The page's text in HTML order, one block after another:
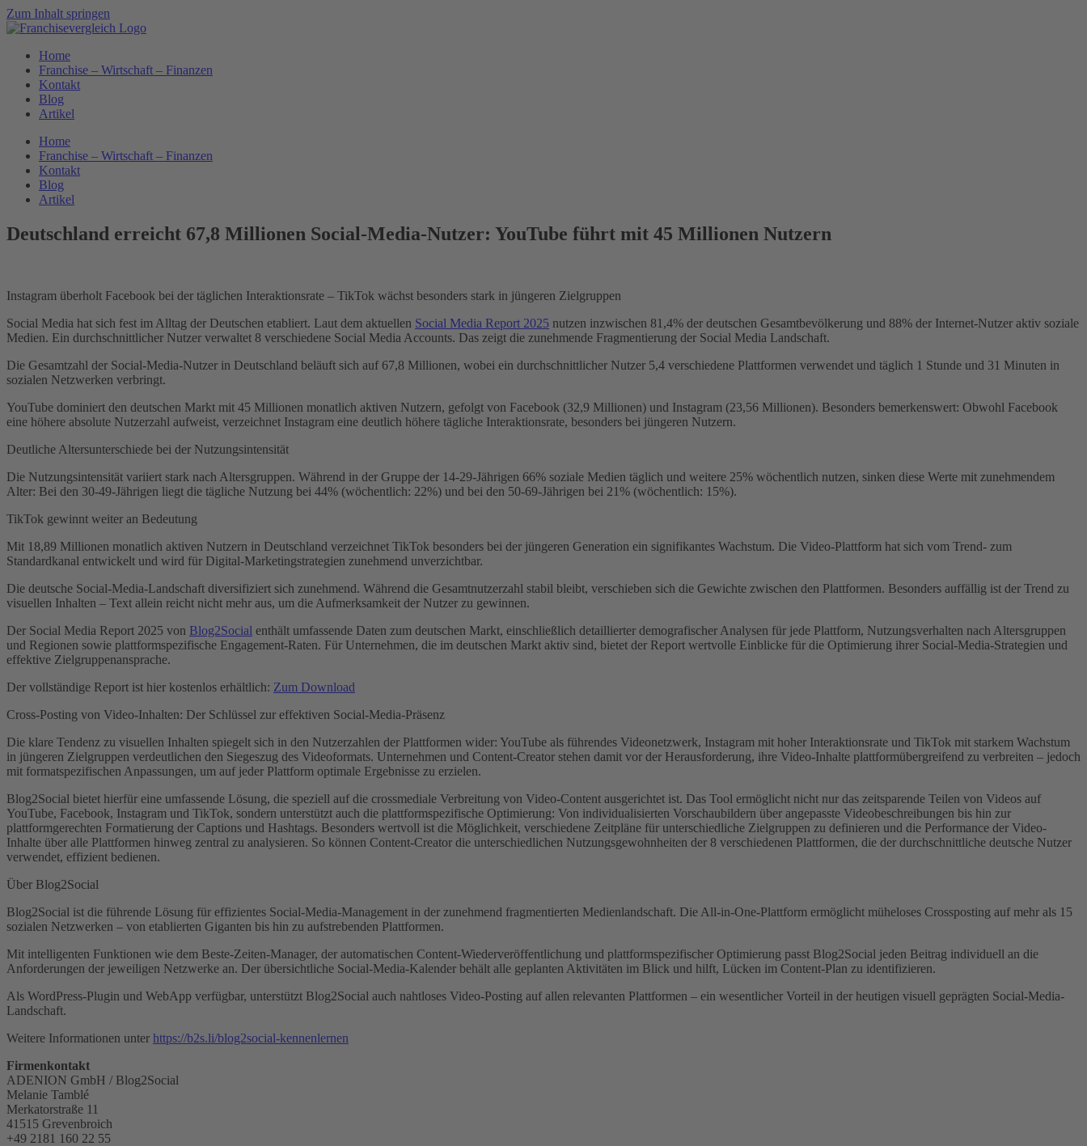
Zum Inhalt springen
Home
Franchise – Wirtschaft – Finanzen
Kontakt
Blog
Artikel
Home
Franchise – Wirtschaft – Finanzen
Kontakt
Blog
Artikel
Deutschland erreicht 67,8 Millionen Social-Media-Nutzer: YouTube führt mit 45 Millionen Nutzern
Instagram überholt Facebook bei der täglichen Interaktionsrate – TikTok wächst besonders stark in jüngeren Zielgruppen
Social Media hat sich fest im Alltag der Deutschen etabliert. Laut dem aktuellen Social Media Report 2025 nutzen inzwischen 81,4% der deutschen Gesamtbevölkerung und 88% der Internet-Nutzer aktiv soziale
Medien. Ein durchschnittlicher Nutzer verwaltet 8 verschiedene Social Media Accounts. Das zeigt die zunehmende Fragmentierung der Social Media Landschaft.
Die Gesamtzahl der Social-Media-Nutzer in Deutschland beläuft sich auf 67,8 Millionen, wobei ein durchschnittlicher Nutzer 5,4 verschiedene Plattformen verwendet und täglich 1 Stunde und 31 Minuten in
sozialen Netzwerken verbringt.
YouTube dominiert den deutschen Markt mit 45 Millionen monatlich aktiven Nutzern, gefolgt von Facebook (32,9 Millionen) und Instagram (23,56 Millionen). Besonders bemerkenswert: Obwohl Facebook
eine höhere absolute Nutzerzahl aufweist, verzeichnet Instagram eine deutlich höhere tägliche Interaktionsrate, besonders bei jüngeren Nutzern.
Deutliche Altersunterschiede bei der Nutzungsintensität
Die Nutzungsintensität variiert stark nach Altersgruppen. Während in der Gruppe der 14-29-Jährigen 66% soziale Medien täglich und weitere 25% wöchentlich nutzen, sinken diese Werte mit zunehmendem
Alter: Bei den 30-49-Jährigen liegt die tägliche Nutzung bei 44% (wöchentlich: 22%) und bei den 50-69-Jährigen bei 21% (wöchentlich: 15%).
TikTok gewinnt weiter an Bedeutung
Mit 18,89 Millionen monatlich aktiven Nutzern in Deutschland verzeichnet TikTok besonders bei der jüngeren Generation ein signifikantes Wachstum. Die Video-Plattform hat sich vom Trend- zum
Standardkanal entwickelt und wird für Digital-Marketingstrategien zunehmend unverzichtbar.
Die deutsche Social-Media-Landschaft diversifiziert sich zunehmend. Während die Gesamtnutzerzahl stabil bleibt, verschieben sich die Gewichte zwischen den Plattformen. Besonders auffällig ist der Trend zu
visuellen Inhalten – Text allein reicht nicht mehr aus, um die Aufmerksamkeit der Nutzer zu gewinnen.
Der Social Media Report 2025 von Blog2Social enthält umfassende Daten zum deutschen Markt, einschließlich detaillierter demografischer Analysen für jede Plattform, Nutzungsverhalten nach Altersgruppen
und Regionen sowie plattformspezifische Engagement-Raten. Für Unternehmen, die im deutschen Markt aktiv sind, bietet der Report wertvolle Einblicke für die Optimierung ihrer Social-Media-Strategien und
effektive Zielgruppenansprache.
Der vollständige Report ist hier kostenlos erhältlich: Zum Download
Cross-Posting von Video-Inhalten: Der Schlüssel zur effektiven Social-Media-Präsenz
Die klare Tendenz zu visuellen Inhalten spiegelt sich in den Nutzerzahlen der Plattformen wider: YouTube als führendes Videonetzwerk, Instagram mit hoher Interaktionsrate und TikTok mit starkem Wachstum
in jüngeren Zielgruppen verdeutlichen den Siegeszug des Videoformats. Unternehmen und Content-Creator stehen damit vor der Herausforderung, ihre Video-Inhalte plattformübergreifend zu verbreiten – jedoch
mit formatspezifischen Anpassungen, um auf jeder Plattform optimale Ergebnisse zu erzielen.
Blog2Social bietet hierfür eine umfassende Lösung, die speziell auf die crossmediale Verbreitung von Video-Content ausgerichtet ist. Das Tool ermöglicht nicht nur das zeitsparende Teilen von Videos auf
YouTube, Facebook, Instagram und TikTok, sondern unterstützt auch die plattformspezifische Optimierung: Von individualisierten Vorschaubildern über angepasste Videobeschreibungen bis hin zur
plattformgerechten Formatierung der Captions und Hashtags. Besonders wertvoll ist die Möglichkeit, verschiedene Zeitpläne für unterschiedliche Zielgruppen zu definieren und die Performance der Video-
Inhalte über alle Plattformen hinweg zentral zu analysieren. So können Content-Creator die unterschiedlichen Nutzungsgewohnheiten der 8 verschiedenen Plattformen, die der durchschnittliche deutsche Nutzer
verwendet, effizient bedienen.
Über Blog2Social
Blog2Social ist die führende Lösung für effizientes Social-Media-Management in der zunehmend fragmentierten Medienlandschaft. Die All-in-One-Plattform ermöglicht müheloses Crossposting auf mehr als 15
sozialen Netzwerken – von etablierten Giganten bis hin zu aufstrebenden Plattformen.
Mit intelligenten Funktionen wie dem Beste-Zeiten-Manager, der automatischen Content-Wiederveröffentlichung und plattformspezifischer Optimierung passt Blog2Social jeden Beitrag individuell an die
Anforderungen der jeweiligen Netzwerke an. Der übersichtliche Social-Media-Kalender behält alle geplanten Aktivitäten im Blick und hilft, Lücken im Content-Plan zu identifizieren.
Als WordPress-Plugin und WebApp verfügbar, unterstützt Blog2Social auch nahtloses Video-Posting auf allen relevanten Plattformen – ein wesentlicher Vorteil in der heutigen visuell geprägten Social-Media-
Landschaft.
Weitere Informationen unter https://b2s.li/blog2social-kennenlernen
Firmenkontakt
ADENION GmbH / Blog2Social
Melanie Tamblé
Merkatorstraße 11
41515 Grevenbroich
+49 2181 160 22 55